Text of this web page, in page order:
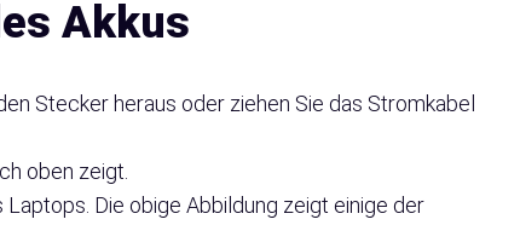
Akkus
Stecker heraus oder ziehen Sie das Stromkabel
oben zeigt.
Die obige Abbildung zeigt einige der